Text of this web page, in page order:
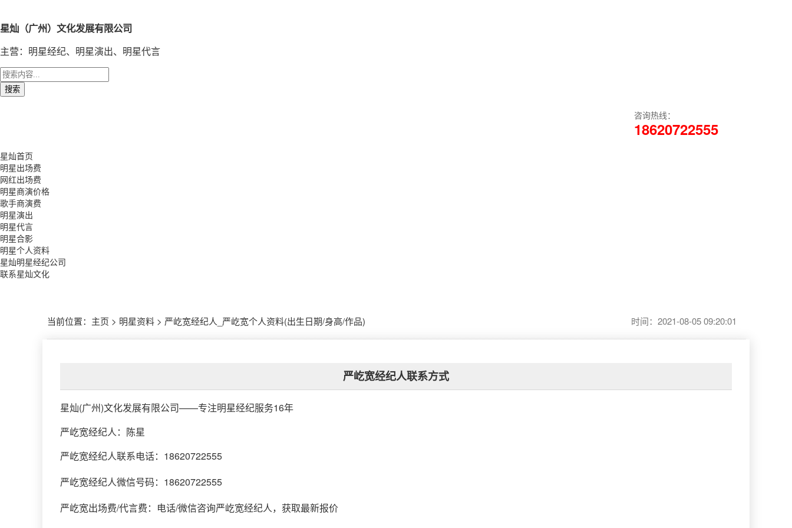
星灿（广州）文化发展有限公司
主营：明星经纪、明星演出、明星代言
咨询热线：
18620722555
星灿首页
明星出场费
网红出场费
明星商演价格
歌手商演费
明星演出
明星代言
明星合影
明星个人资料
星灿明星经纪公司
联系星灿文化
当前位置： 主页 > 明星资料> 严屹宽经纪人_严屹宽个人资料(出生日期/身高/作品) 时间：2021-08-05 09:20:01
严屹宽经纪人联系方式
星灿(广州)文化发展有限公司——专注明星经纪服务16年
严屹宽经纪人： 陈星
严屹宽经纪人联系电话：18620722555
严屹宽经纪人微信号码：18620722555
严屹宽出场费/代言费：电话/微信咨询严屹宽经纪人，获取最新报价